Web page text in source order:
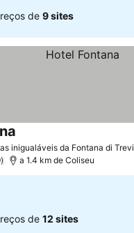
de 9 sites
inigualáveis da Fontana di Trevi
a 1.4 km de Coliseu
de 12 sites